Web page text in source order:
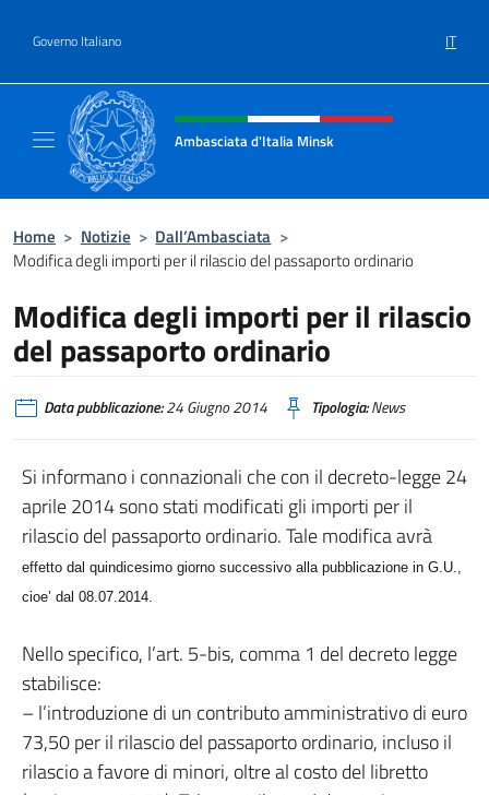
Governo Italiano IT
Intestazione sito, social e menù
Ambasciata d'Italia Minsk
Home > Notizie > Dall’Ambasciata >
Modifica degli importi per il rilascio del passaporto ordinario
Modifica degli importi per il rilascio
del passaporto ordinario
Data pubblicazione:24 Giugno 2014 Tipologia:News
Si informano i connazionali che con il decreto-legge 24
aprile 2014 sono stati modificati gli importi per il
rilascio del passaporto ordinario. Tale modifica avrà
effetto dal quindicesimo giorno successivo alla pubblicazione in G.U.,
cioe’ dal 08.07.2014.
Nello specifico, l’art. 5-bis, comma 1 del decreto legge
stabilisce:
– l’introduzione di un contributo amministrativo di euro
73,50 per il rilascio del passaporto ordinario, incluso il
rilascio a favore di minori, oltre al costo del libretto